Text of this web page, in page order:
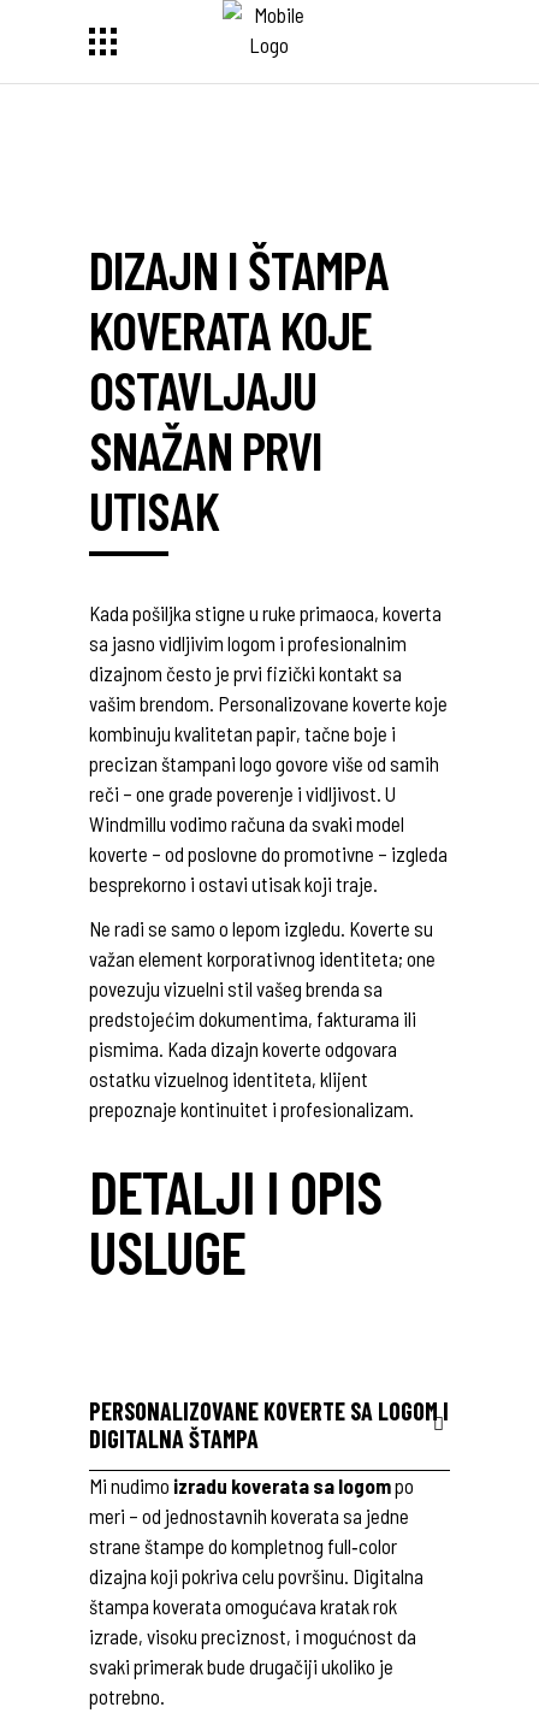
DIZAJN I ŠTAMPA
KOVERATA KOJE
OSTAVLJAJU
SNAŽAN PRVI
UTISAK
Kada pošiljka stigne u ruke primaoca, koverta
sa jasno vidljivim logom i profesionalnim
dizajnom često je prvi fizički kontakt sa
vašim brendom. Personalizovane koverte koje
kombinuju kvalitetan papir, tačne boje i
precizan štampani logo govore više od samih
reči – one grade poverenje i vidljivost. U
Windmillu vodimo računa da svaki model
koverte – od poslovne do promotivne – izgleda
besprekorno i ostavi utisak koji traje.
Ne radi se samo o lepom izgledu. Koverte su
važan element korporativnog identiteta; one
povezuju vizuelni stil vašeg brenda sa
predstojećim dokumentima, fakturama ili
pismima. Kada dizajn koverte odgovara
ostatku vizuelnog identiteta, klijent
prepoznaje kontinuitet i profesionalizam.
DETALJI I OPIS
USLUGE
PERSONALIZOVANE KOVERTE SA LOGOM I
DIGITALNA ŠTAMPA
Mi nudimo izradu koverata sa logompo
meri – od jednostavnih koverata sa jedne
strane štampe do kompletnog full‑color
dizajna koji pokriva celu površinu. Digitalna
štampa koverata omogućava kratak rok
izrade, visoku preciznost, i mogućnost da
svaki primerak bude drugačiji ukoliko je
potrebno.